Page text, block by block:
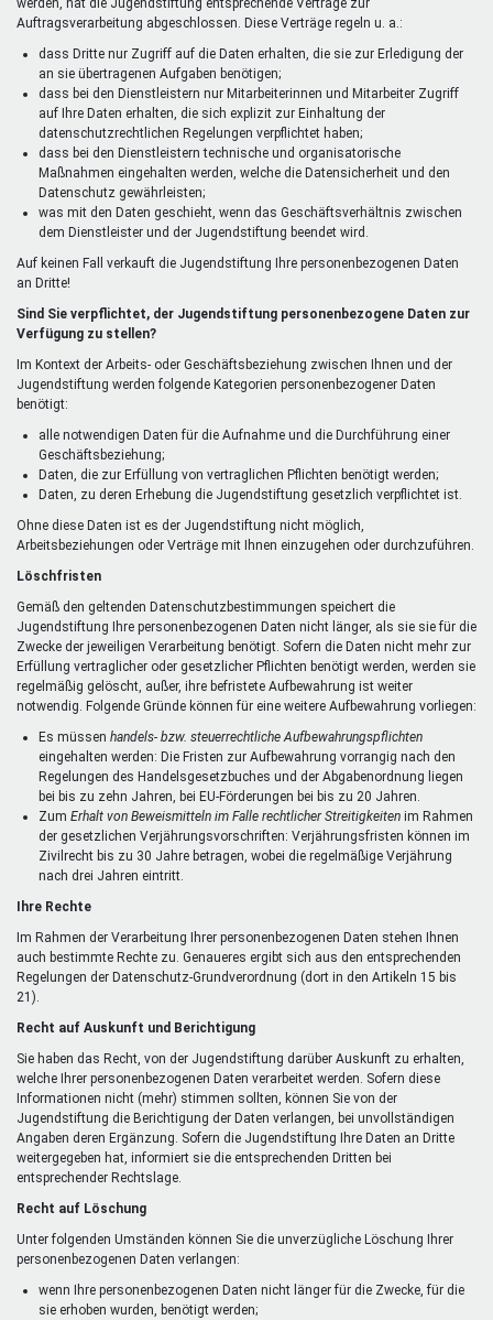
Auftragsverarbeitung abgeschlossen. Diese Verträge regeln u. a.:
dass Dritte nur Zugriff auf die Daten erhalten, die sie zur Erledigung der
an sie übertragenen Aufgaben benötigen;
dass bei den Dienstleistern nur Mitarbeiterinnen und Mitarbeiter Zugriff
auf Ihre Daten erhalten, die sich explizit zur Einhaltung der
datenschutzrechtlichen Regelungen verpflichtet haben;
dass bei den Dienstleistern technische und organisatorische
Maßnahmen eingehalten werden, welche die Datensicherheit und den
Datenschutz gewährleisten;
was mit den Daten geschieht, wenn das Geschäftsverhältnis zwischen
dem Dienstleister und der Jugendstiftung beendet wird.
Auf keinen Fall verkauft die Jugendstiftung Ihre personenbezogenen Daten
an Dritte!
Sind Sie verpflichtet, der Jugendstiftung personenbezogene Daten zur
Verfügung zu stellen?
Im Kontext der Arbeits- oder Geschäftsbeziehung zwischen Ihnen und der
Jugendstiftung werden folgende Kategorien personenbezogener Daten
benötigt:
alle notwendigen Daten für die Aufnahme und die Durchführung einer
Geschäftsbeziehung;
Daten, die zur Erfüllung von vertraglichen Pflichten benötigt werden;
Daten, zu deren Erhebung die Jugendstiftung gesetzlich verpflichtet ist.
Ohne diese Daten ist es der Jugendstiftung nicht möglich,
Arbeitsbeziehungen oder Verträge mit Ihnen einzugehen oder durchzuführen.
Löschfristen
Gemäß den geltenden Datenschutzbestimmungen speichert die
Jugendstiftung Ihre personenbezogenen Daten nicht länger, als sie sie für die
Zwecke der jeweiligen Verarbeitung benötigt. Sofern die Daten nicht mehr zur
Erfüllung vertraglicher oder gesetzlicher Pflichten benötigt werden, werden sie
regelmäßig gelöscht, außer, ihre befristete Aufbewahrung ist weiter
notwendig. Folgende Gründe können für eine weitere Aufbewahrung vorliegen:
Es müssen handels- bzw. steuerrechtliche Aufbewahrungspflichten
eingehalten werden: Die Fristen zur Aufbewahrung vorrangig nach den
Regelungen des Handelsgesetzbuches und der Abgabenordnung liegen
bei bis zu zehn Jahren, bei EU-Förderungen bei bis zu 20 Jahren.
Zum Erhalt von Beweismitteln im Falle rechtlicher Streitigkeiten im Rahmen
der gesetzlichen Verjährungsvorschriften: Verjährungsfristen können im
Zivilrecht bis zu 30 Jahre betragen, wobei die regelmäßige Verjährung
nach drei Jahren eintritt.
Ihre Rechte
Im Rahmen der Verarbeitung Ihrer personenbezogenen Daten stehen Ihnen
auch bestimmte Rechte zu. Genaueres ergibt sich aus den entsprechenden
Regelungen der Datenschutz-Grundverordnung (dort in den Artikeln 15 bis
21).
Recht auf Auskunft und Berichtigung
Sie haben das Recht, von der Jugendstiftung darüber Auskunft zu erhalten,
welche Ihrer personenbezogenen Daten verarbeitet werden. Sofern diese
Informationen nicht (mehr) stimmen sollten, können Sie von der
Jugendstiftung die Berichtigung der Daten verlangen, bei unvollständigen
Angaben deren Ergänzung. Sofern die Jugendstiftung Ihre Daten an Dritte
weitergegeben hat, informiert sie die entsprechenden Dritten bei
entsprechender Rechtslage.
Recht auf Löschung
Unter folgenden Umständen können Sie die unverzügliche Löschung Ihrer
personenbezogenen Daten verlangen:
wenn Ihre personenbezogenen Daten nicht länger für die Zwecke, für die
sie erhoben wurden, benötigt werden;